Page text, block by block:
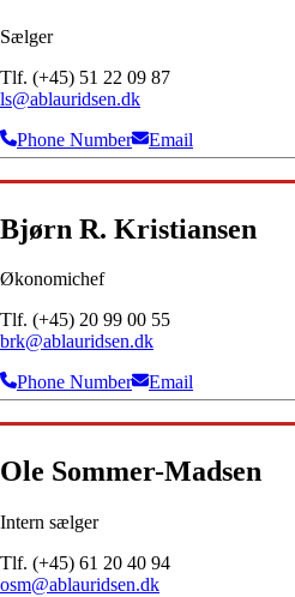
Sælger
Tlf. (+45) 51 22 09 87
ls@ablauridsen.dk
Phone Number
Email
Bjørn R. Kristiansen
Økonomichef
Tlf. (+45) 20 99 00 55
brk@ablauridsen.dk
Phone Number
Email
Ole Sommer-Madsen
Intern sælger
Tlf. (+45) 61 20 40 94
osm@ablauridsen.dk